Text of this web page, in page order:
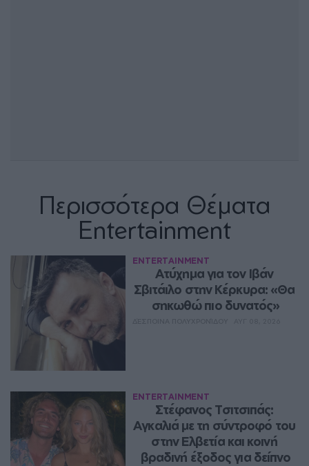
Περισσότερα Θέματα
Entertainment
ENTERTAINMENT
Ατύχημα για τον Ιβάν
Σβιτάιλο στην Κέρκυρα: «Θα
σηκωθώ πιο δυνατός»
ENTERTAINMENT
Στέφανος Τσιτσιπάς:
Αγκαλιά με τη σύντροφό του
στην Ελβετία και κοινή
βραδινή έξοδος για δείπνο